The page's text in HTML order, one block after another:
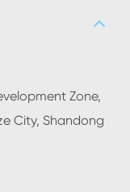
Zone,
City, Shandong